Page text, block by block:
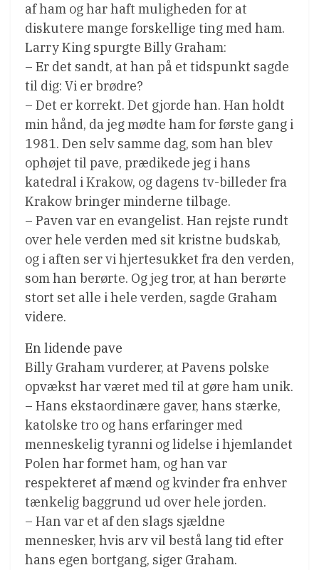
af ham og har haft muligheden for at
diskutere mange forskellige ting med ham.
Larry King spurgte Billy Graham:
– Er det sandt, at han på et tidspunkt sagde
til dig: Vi er brødre?
– Det er korrekt. Det gjorde han. Han holdt
min hånd, da jeg mødte ham for første gang i
1981. Den selv samme dag, som han blev
ophøjet til pave, prædikede jeg i hans
katedral i Krakow, og dagens tv-billeder fra
Krakow bringer minderne tilbage.
– Paven var en evangelist. Han rejste rundt
over hele verden med sit kristne budskab,
og i aften ser vi hjertesukket fra den verden,
som han berørte. Og jeg tror, at han berørte
stort set alle i hele verden, sagde Graham
videre.
En lidende pave
Billy Graham vurderer, at Pavens polske
opvækst har været med til at gøre ham unik.
– Hans ekstaordinære gaver, hans stærke,
katolske tro og hans erfaringer med
menneskelig tyranni og lidelse i hjemlandet
Polen har formet ham, og han var
respekteret af mænd og kvinder fra enhver
tænkelig baggrund ud over hele jorden.
– Han var et af den slags sjældne
mennesker, hvis arv vil bestå lang tid efter
hans egen bortgang, siger Graham.